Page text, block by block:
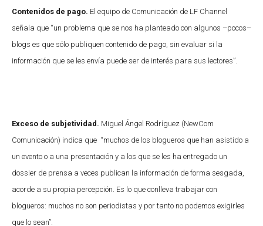
Contenidos de pago. El equipo de Comunicación de LF Channel
señala que “un problema que se nos ha planteado con algunos –pocos–
blogs es que sólo publiquen contenido de pago, sin evaluar si la
información que se les envía puede ser de interés para sus lectores”.
Exceso de subjetividad. Miguel Ángel Rodríguez (NewCom
Comunicación) indica que “muchos de los blogueros que han asistido a
un evento o a una presentación y a los que se les ha entregado un
dossier de prensa a veces publican la información de forma sesgada,
acorde a su propia percepción. Es lo que conlleva trabajar con
blogueros: muchos no son periodistas y por tanto no podemos exigirles
que lo sean”.